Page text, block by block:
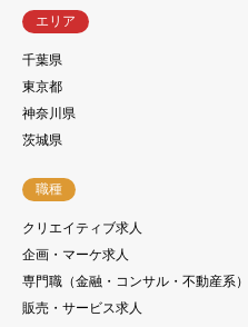
エリア
千葉県
東京都
神奈川県
茨城県
職種
クリエイティブ求人
企画・マーケ求人
専門職（金融・コンサル・不動産系）
販売・サービス求人